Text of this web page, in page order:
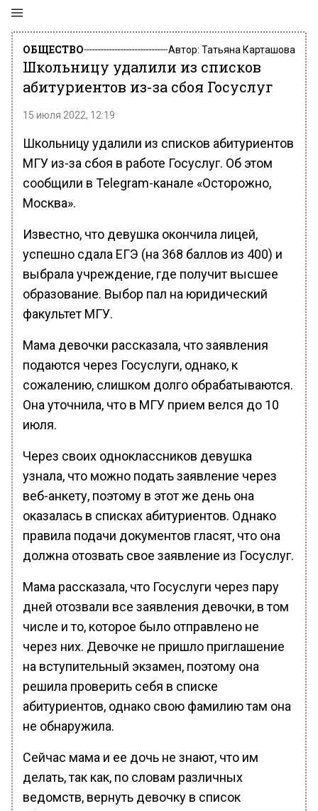
ОБЩЕСТВО Автор: Татьяна Карташова
Школьницу удалили из списков
абитуриентов из-за сбоя Госуслуг
15 июля 2022, 12:19
Школьницу удалили из списков абитуриентов
МГУ из-за сбоя в работе Госуслуг. Об этом
сообщили в Telegram-канале «Осторожно,
Москва».
Известно, что девушка окончила лицей,
успешно сдала ЕГЭ (на 368 баллов из 400) и
выбрала учреждение, где получит высшее
образование. Выбор пал на юридический
факультет МГУ.
Мама девочки рассказала, что заявления
подаются через Госуслуги, однако, к
сожалению, слишком долго обрабатываются.
Она уточнила, что в МГУ прием велся до 10
июля.
Через своих одноклассников девушка
узнала, что можно подать заявление через
веб-анкету, поэтому в этот же день она
оказалась в списках абитуриентов. Однако
правила подачи документов гласят, что она
должна отозвать свое заявление из Госуслуг.
Мама рассказала, что Госуслуги через пару
дней отозвали все заявления девочки, в том
числе и то, которое было отправлено не
через них. Девочке не пришло приглашение
на вступительный экзамен, поэтому она
решила проверить себя в списке
абитуриентов, однако свою фамилию там она
не обнаружила.
Сейчас мама и ее дочь не знают, что им
делать, так как, по словам различных
ведомств, вернуть девочку в список